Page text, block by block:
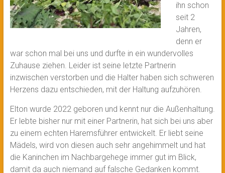
ihn schon
seit 2
Jahren,
denn er
war schon mal bei uns und durfte in ein wundervolles
Zuhause ziehen. Leider ist seine letzte Partnerin
inzwischen verstorben und die Halter haben sich schweren
Herzens dazu entschieden, mit der Haltung aufzuhören.
Elton wurde 2022 geboren und kennt nur die Außenhaltung.
Er lebte bisher nur mit einer Partnerin, hat sich bei uns aber
zu einem echten Haremsführer entwickelt. Er liebt seine
Mädels, wird von diesen auch sehr angehimmelt und hat
die Kaninchen im Nachbargehege immer gut im Blick,
damit da auch niemand auf falsche Gedanken kommt.